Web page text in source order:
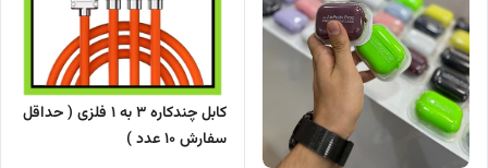
کابل چندکاره 3 به 1 فلزی ( حداقل
سفارش 10 عدد )